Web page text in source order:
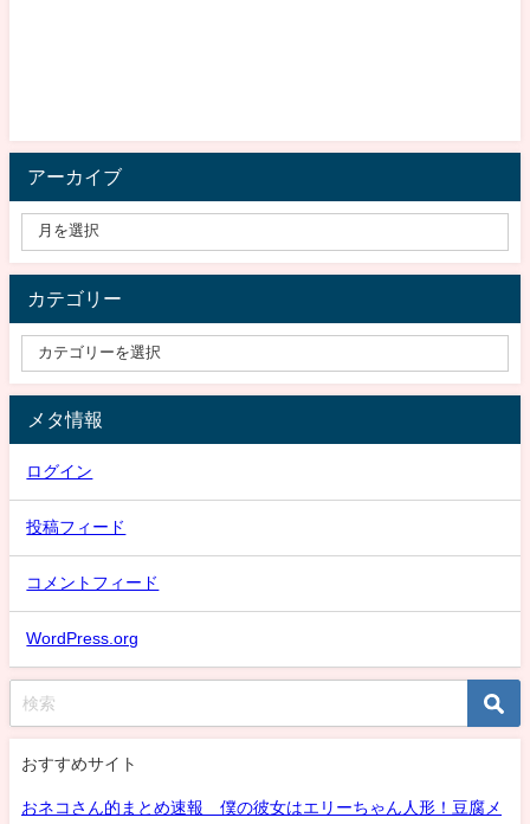
アーカイブ
カテゴリー
メタ情報
ログイン
投稿フィード
コメントフィード
WordPress.org
おすすめサイト
おネコさん的まとめ速報 僕の彼女はエリーちゃん人形！豆腐メ